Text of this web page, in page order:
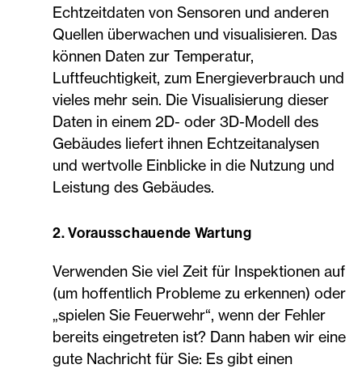
Echtzeitdaten von Sensoren und anderen
Quellen überwachen und visualisieren. Das
können Daten zur Temperatur,
Luftfeuchtigkeit, zum Energieverbrauch und
vieles mehr sein. Die Visualisierung dieser
Daten in einem 2D- oder 3D-Modell des
Gebäudes liefert ihnen Echtzeitanalysen
und wertvolle Einblicke in die Nutzung und
Leistung des Gebäudes.
2. Vorausschauende Wartung
Verwenden Sie viel Zeit für Inspektionen auf
(um hoffentlich Probleme zu erkennen) oder
„spielen Sie Feuerwehr“, wenn der Fehler
bereits eingetreten ist? Dann haben wir eine
gute Nachricht für Sie: Es gibt einen